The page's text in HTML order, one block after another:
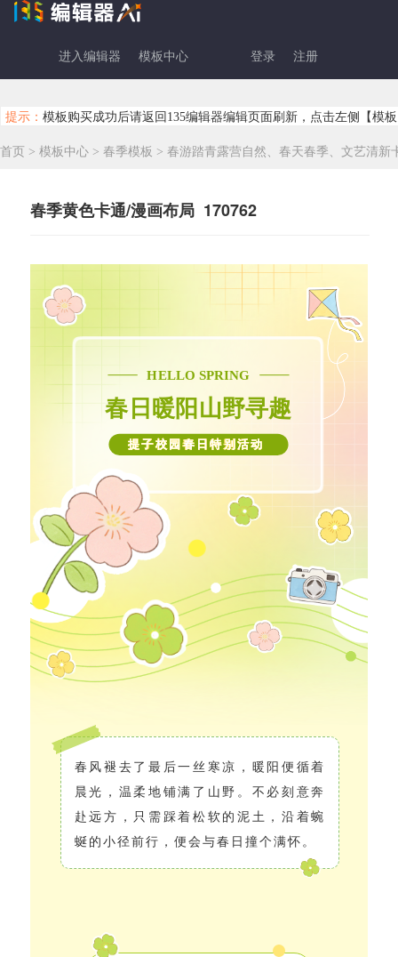
进入编辑器 模板中心 登录 注册
提示： 模板购买成功后请返回135编辑器编辑页面刷新，点击左侧【模
首页 > 模板中心 > 春季模板 > 春游踏青露营自然、春天春季、文艺清新
春季黄色卡通/漫画布局 170762
HELLO SPRING
春日暖阳山野寻趣
提子校园春日特别活动
春风褪去了最后一丝寒凉，暖阳便循着
晨光，温柔地铺满了山野。不必刻意奔
赴远方，只需踩着松软的泥土，沿着蜿
蜒的小径前行，便会与春日撞个满怀。